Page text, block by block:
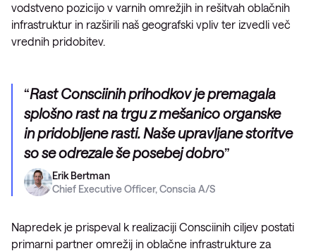
vodstveno pozicijo v varnih omrežjih in rešitvah oblačnih
infrastruktur in razširili naš geografski vpliv ter izvedli več
vrednih pridobitev.
Rast Consciinih prihodkov je premagala
splošno rast na trgu z mešanico organske
in pridobljene rasti. Naše upravljane storitve
so se odrezale še posebej dobro
Erik Bertman
Chief Executive Officer, Conscia A/S
Napredek je prispeval k realizaciji Consciinih ciljev postati
primarni partner omrežij in oblačne infrastrukture za